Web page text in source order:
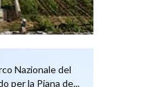
Nazionale del
per la Piana de...